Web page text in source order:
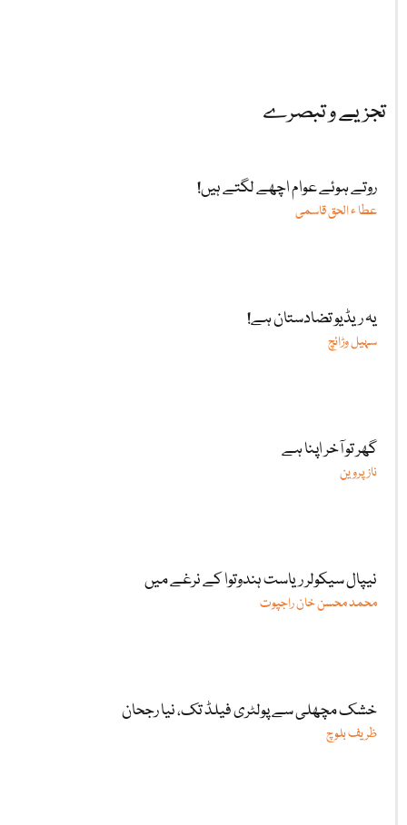
تجزیے و تبصرے
روتے ہوئے عوام اچھے لگتے ہیں!
عطا ء الحق قاسمی
یہ ریڈیو تضادستان ہے!
سہیل وڑائچ
گھر تو آخر اپنا ہے
ناز پروین
نیپال سیکولر ریاست ہندوتوا کے نرغے میں
محمد محسن خان راجپوت
خشک مچھلی سے پولٹری فیلڈ تک، نیا رجحان
ظریف بلوچ